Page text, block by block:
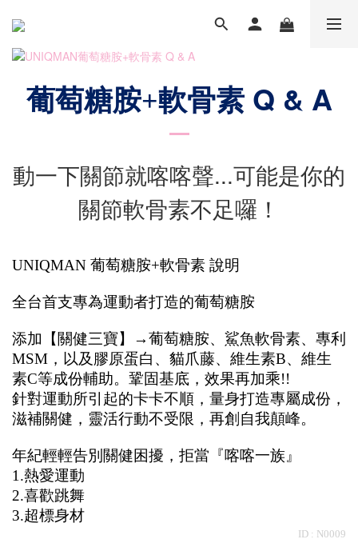
葡萄糖胺+軟骨素Q & A
動一下關節就喀喀聲...可能是你的
關節軟骨素不足囉！
UNIQMAN 葡萄糖胺+軟骨素 說明
全台首支專為運動者打造的葡萄糖胺
添加【關健三寶】→葡萄糖胺、鯊魚軟骨素、專利
MSM，以及膠原蛋白、貓爪藤、維生素B、維生
素C等成份輔助。鞏固基底，效果再加乘!!
針對運動所引起的卡卡不順，量身打造專屬成份，
滋補關健，靈活行動不受限，再創自我顛峰。
年紀輕輕告別關健困擾，拒當『喀喀一族』
1.熱愛運動
2.喜歡跳舞
3.超標身材
ID : N0009